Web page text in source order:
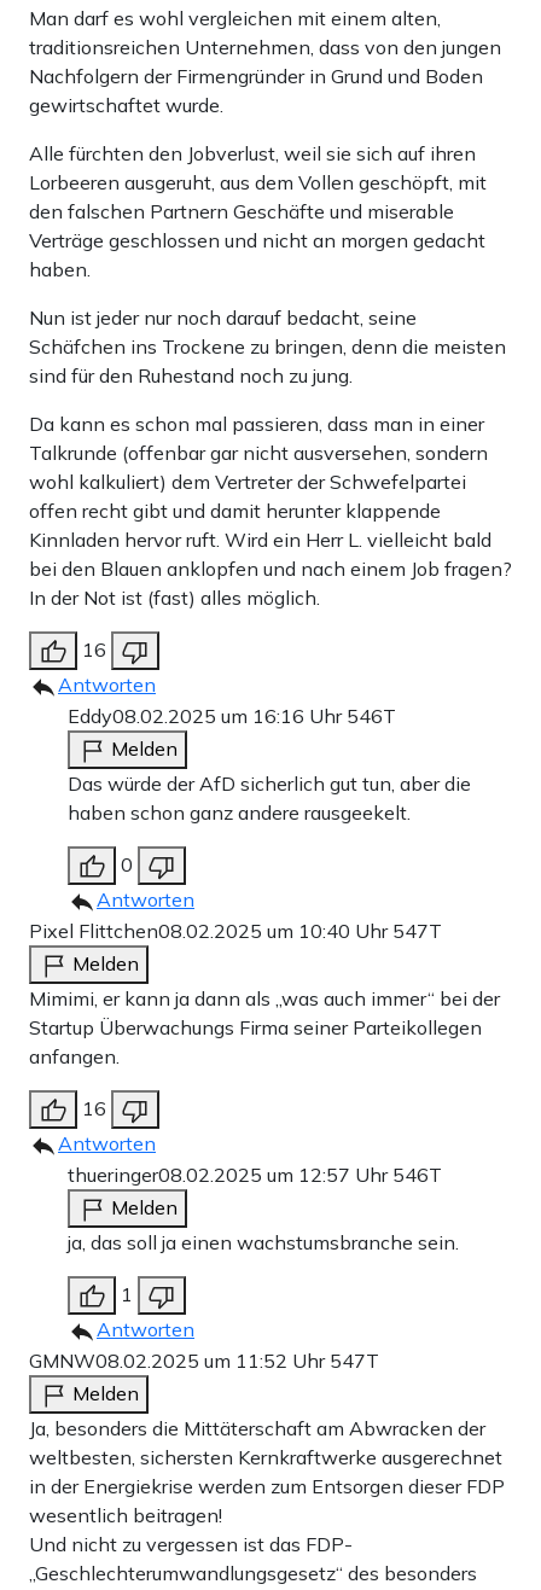
Man darf es wohl vergleichen mit einem alten,
traditionsreichen Unternehmen, dass von den jungen
Nachfolgern der Firmengründer in Grund und Boden
gewirtschaftet wurde.
Alle fürchten den Jobverlust, weil sie sich auf ihren
Lorbeeren ausgeruht, aus dem Vollen geschöpft, mit
den falschen Partnern Geschäfte und miserable
Verträge geschlossen und nicht an morgen gedacht
haben.
Nun ist jeder nur noch darauf bedacht, seine
Schäfchen ins Trockene zu bringen, denn die meisten
sind für den Ruhestand noch zu jung.
Da kann es schon mal passieren, dass man in einer
Talkrunde (offenbar gar nicht ausversehen, sondern
wohl kalkuliert) dem Vertreter der Schwefelpartei
offen recht gibt und damit herunter klappende
Kinnladen hervor ruft. Wird ein Herr L. vielleicht bald
bei den Blauen anklopfen und nach einem Job fragen?
In der Not ist (fast) alles möglich.
16
Antworten
Eddy08.02.2025 um 16:16 Uhr 546T
Melden
Das würde der AfD sicherlich gut tun, aber die
haben schon ganz andere rausgeekelt.
0
Antworten
Pixel Flittchen08.02.2025 um 10:40 Uhr 547T
Melden
Mimimi, er kann ja dann als „was auch immer“ bei der
Startup Überwachungs Firma seiner Parteikollegen
anfangen.
16
Antworten
thueringer08.02.2025 um 12:57 Uhr 546T
Melden
ja, das soll ja einen wachstumsbranche sein.
1
Antworten
GMNW08.02.2025 um 11:52 Uhr 547T
Melden
Ja, besonders die Mittäterschaft am Abwracken der
weltbesten, sichersten Kernkraftwerke ausgerechnet
in der Energiekrise werden zum Entsorgen dieser FDP
wesentlich beitragen!
Und nicht zu vergessen ist das FDP-
„Geschlechterumwandlungsgesetz“ des besonders